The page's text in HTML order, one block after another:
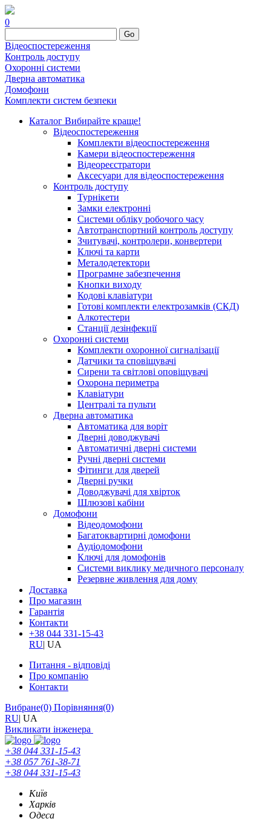
0
Go
Відеоспостереження
Контроль доступу
Охоронні системи
Дверна автоматика
Домофони
Комплекти систем безпеки
Каталог Вибирайте краще!
Відеоспостереження
Комплекти відеоспостереження
Камери відеоспостереження
Відеореєстратори
Аксесуари для відеоспостереження
Контроль доступу
Турнікети
Замки електронні
Системи обліку робочого часу
Автотранспортний контроль доступу
Зчитувачі, контролери, конвертери
Ключі та карти
Металодетектори
Програмне забезпечення
Кнопки виходу
Кодові клавіатури
Готові комплекти електрозамків (СКД)
Алкотестери
Станції дезінфекції
Охоронні системи
Комплекти охоронної сигналізації
Датчики та сповіщувачі
Сирени та світлові оповіщувачі
Охорона периметра
Клавіатури
Централі та пульти
Дверна автоматика
Автоматика для воріт
Дверні доводжувачі
Автоматичні дверні системи
Ручні дверні системи
Фітинги для дверей
Дверні ручки
Доводжувачі для хвірток
Шлюзові кабіни
Домофони
Відеодомофони
Багатоквартирні домофони
Аудіодомофони
Ключі для домофонів
Системи виклику медичного персоналу
Резервне живлення для дому
Доставка
Про магазин
Гарантія
Контакти
+38 044 331-15-43
RU| UA
Питання - відповіді
Про компанію
Контакти
Вибране(0) Порівняння(0)
RU| UA
Викликати інженера
+38 044 331-15-43
+38 057 761-38-71
+38 044 331-15-43
Київ
Харків
Одеса